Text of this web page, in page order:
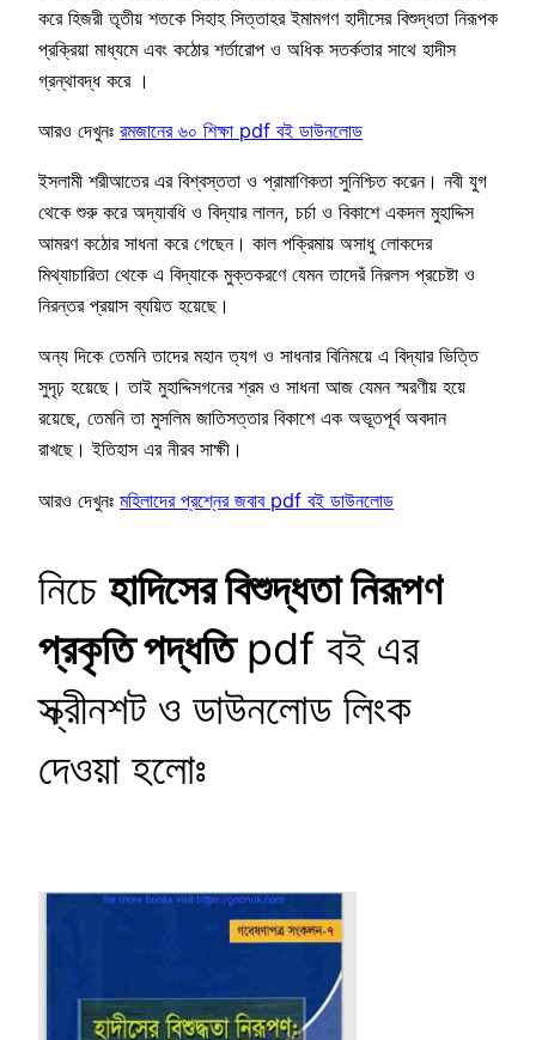
করে হিজরী তৃতীয় শতকে সিহাহ সিত্তাহর ইমামগণ হাদীসের বিশুদ্ধতা নিরূপক
প্রক্রিয়া মাধ্যমে এবং কঠোর শর্তারোপ ও অধিক সতর্কতার সাথে হাদীস
গ্রন্থাবদ্ধ করে ।
আরও দেখুনঃ রমজানের ৬০ শিক্ষা pdf বই ডাউনলোড
ইসলামী শরীআতের এর বিশ্বস্ততা ও প্রামাণিকতা সুনিশ্চিত করেন। নবী যুগ
থেকে শুরু করে অদ্যাবধি ও বিদ্যার লালন, চর্চা ও বিকাশে একদল মুহাদ্দিস
আমরণ কঠোর সাধনা করে গেছেন। কাল পক্রিমায় অসাধু লোকদের
মিথ্যাচারিতা থেকে এ বিদ্যাকে মুক্তকরণে যেমন তাদেরঁ নিরলস প্রচেষ্টা ও
নিরন্তর প্রয়াস ব্যয়িত হয়েছে।
অন্য দিকে তেমনি তাদের মহান ত্যগ ও সাধনার বিনিময়ে এ বিদ্যার ভিত্তি
সুদৃঢ় হয়েছে। তাই মুহাদ্দিসগনের শ্রম ও সাধনা আজ যেমন স্মরণীয় হয়ে
রয়েছে, তেমনি তা মুসলিম জাতিসত্তার বিকাশে এক অভূতপূর্ব অবদান
রাখছে। ইতিহাস এর নীরব সাক্ষী।
আরও দেখুনঃ মহিলাদের প্রশ্নের জবাব pdf বই ডাউনলোড
নিচে হাদিসের বিশুদ্ধতা নিরূপণ
প্রকৃতি পদ্ধতিpdf বই এর
স্ক্রীনশট ও ডাউনলোড লিংক
দেওয়া হলোঃ